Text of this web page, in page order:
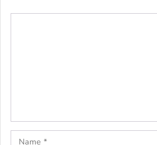
Name